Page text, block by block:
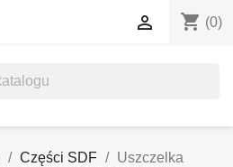
shopping_cart (0)

Części SDF
Uszczelka